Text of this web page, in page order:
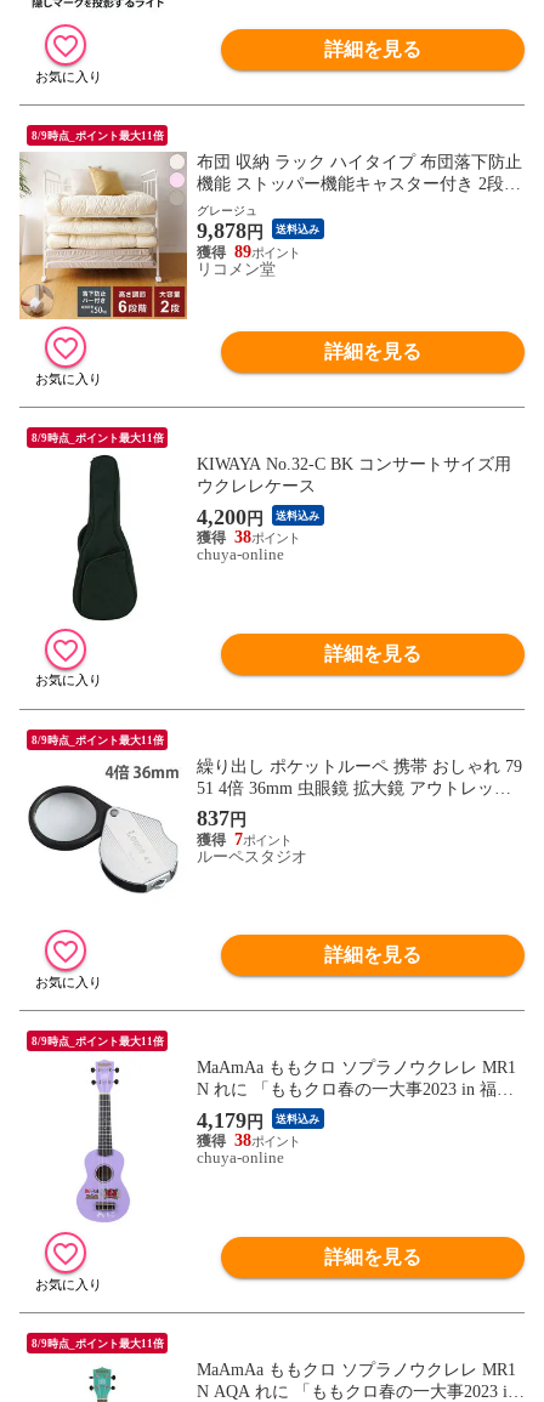
詳細を見る
8/9時点_ポイント最大11倍
布団 収納 ラック ハイタイプ 布団落下防止
機能 ストッパー機能キャスター付き 2段
高さ6段調整 幅103cm×奥行65cm×高さ100c
m 大容量 隙間11cm 整理棚 干し 整理棚
【送料無料】
グレージュ
9,878円 送料込み
89
リコメン堂
詳細を見る
8/9時点_ポイント最大11倍
KIWAYA No.32-C BK コンサートサイズ用
ウクレレケース
4,200円 送料込み
38
chuya-online
詳細を見る
8/9時点_ポイント最大11倍
繰り出し ポケットルーペ 携帯 おしゃれ 79
51 4倍 36mm 虫眼鏡 拡大鏡 アウトレット
池田レンズ
837 円
7
ルーペスタジオ
詳細を見る
8/9時点_ポイント最大11倍
MaAmAa ももクロ ソプラノウクレレ MR1
N れに 「ももクロ春の一大事2023 in 福山
市」イベントコラボ製品
4,179円 送料込み
38
chuya-online
詳細を見る
8/9時点_ポイント最大11倍
MaAmAa ももクロ ソプラノウクレレ MR1
N AQA れに 「ももクロ春の一大事2023 in